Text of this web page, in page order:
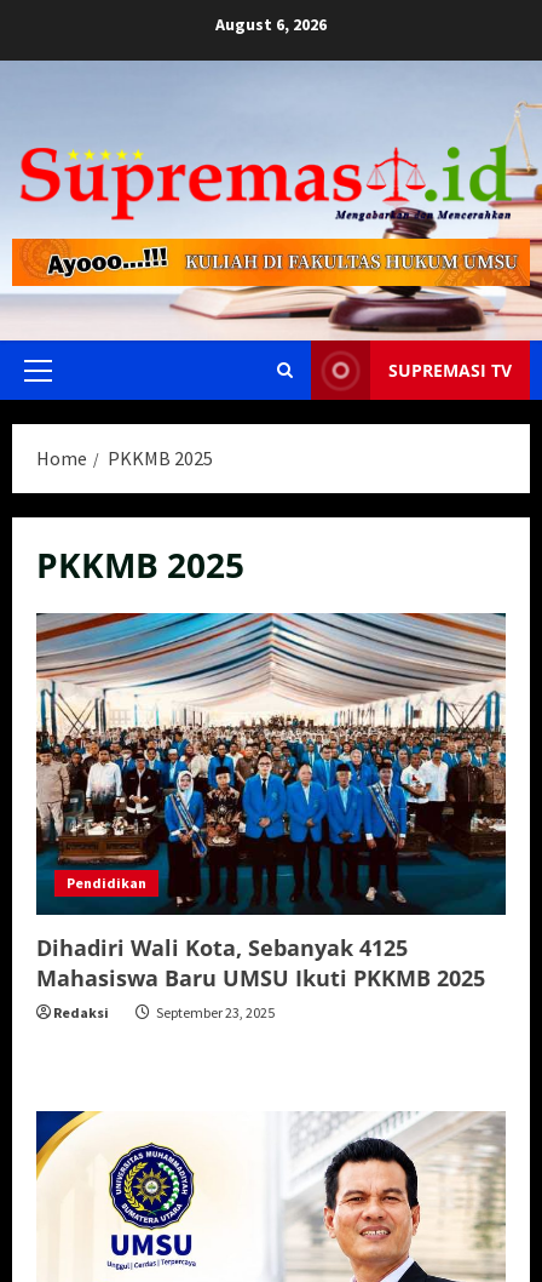
August 6, 2026
Primary
SUPREMASI TV
Home PKKMB 2025
PKKMB 2025
Pendidikan
Dihadiri Wali Kota, Sebanyak 4125
Mahasiswa Baru UMSU Ikuti PKKMB 2025
Redaksi September 23, 2025